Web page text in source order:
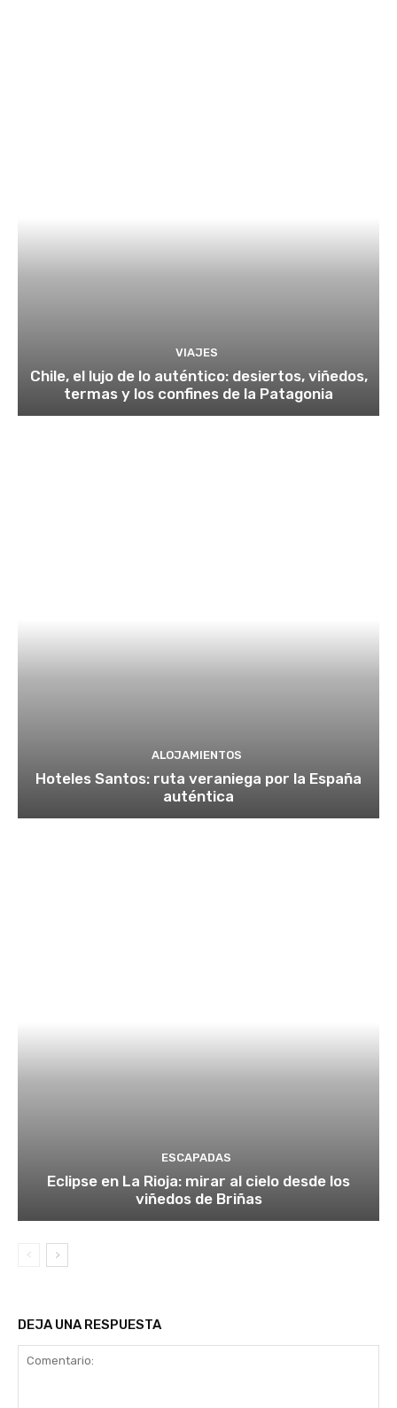
VIAJES
Chile, el lujo de lo auténtico: desiertos, viñedos,
termas y los confines de la Patagonia
ALOJAMIENTOS
Hoteles Santos: ruta veraniega por la España
auténtica
ESCAPADAS
Eclipse en La Rioja: mirar al cielo desde los
viñedos de Briñas
DEJA UNA RESPUESTA